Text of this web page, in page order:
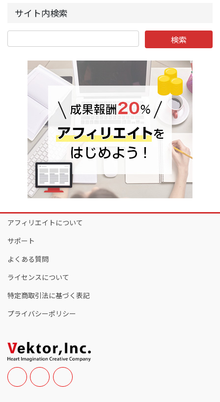
サイト内検索
アフィリエイトについて
サポート
よくある質問
ライセンスについて
特定商取引法に基づく表記
プライバシーポリシー